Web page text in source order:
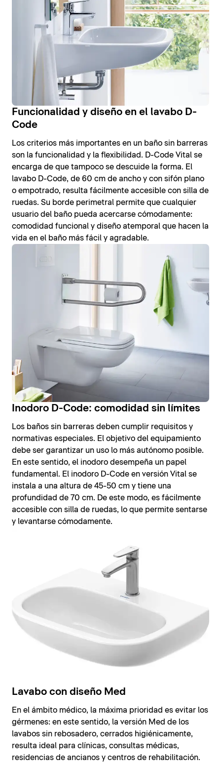
Funcionalidad y diseño en el lavabo D-
Code
Los criterios más importantes en un baño sin barreras
son la funcionalidad y la flexibilidad. D-Code Vital se
encarga de que tampoco se descuide la forma. El
lavabo D-Code, de 60 cm de ancho y con sifón plano
o empotrado, resulta fácilmente accesible con silla de
ruedas. Su borde perimetral permite que cualquier
usuario del baño pueda acercarse cómodamente:
comodidad funcional y diseño atemporal que hacen la
vida en el baño más fácil y agradable.
Inodoro D-Code: comodidad sin límites
Los baños sin barreras deben cumplir requisitos y
normativas especiales. El objetivo del equipamiento
debe ser garantizar un uso lo más autónomo posible.
En este sentido, el inodoro desempeña un papel
fundamental. El inodoro D-Code en versión Vital se
instala a una altura de 45-50 cm y tiene una
profundidad de 70 cm. De este modo, es fácilmente
accesible con silla de ruedas, lo que permite sentarse
y levantarse cómodamente.
Lavabo con diseño Med
En el ámbito médico, la máxima prioridad es evitar los
gérmenes: en este sentido, la versión Med de los
lavabos sin rebosadero, cerrados higiénicamente,
resulta ideal para clínicas, consultas médicas,
residencias de ancianos y centros de rehabilitación.